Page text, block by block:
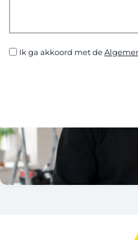
Ik ga akkoord met de